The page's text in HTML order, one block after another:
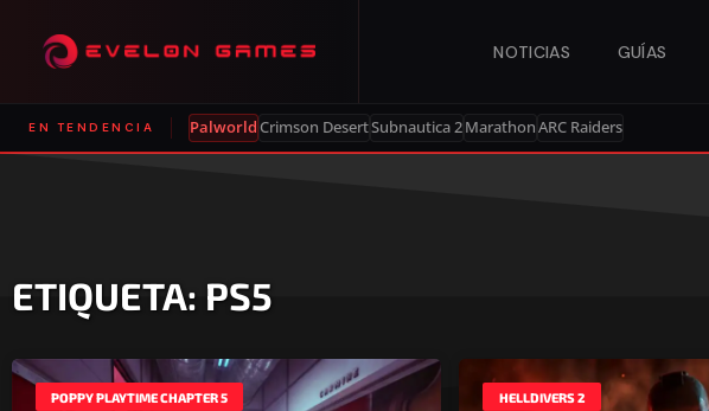
NOTICIAS GUÍAS
EN TENDENCIA PalworldCrimson DesertSubnautica 2MarathonARC Raiders
ETIQUETA: PS5
POPPY PLAYTIME CHAPTER 5 HELLDIVERS 2